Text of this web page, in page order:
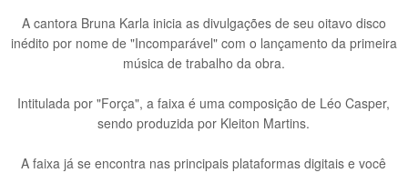
A cantora Bruna Karla inicia as divulgações de seu oitavo disco
inédito por nome de "Incomparável" com o lançamento da primeira
música de trabalho da obra.
Intitulada por "Força", a faixa é uma composição de Léo Casper,
sendo produzida por Kleiton Martins.
A faixa já se encontra nas principais plataformas digitais e você